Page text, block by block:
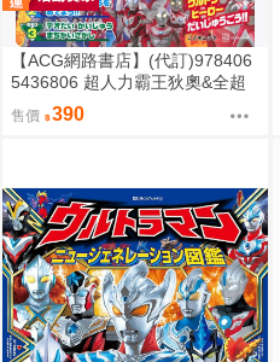
【ACG網路書店】(代訂)978406
5436806 超人力霸王狄奧&全超
人力霸王英雄大集合 遊戲繪本
售價 390